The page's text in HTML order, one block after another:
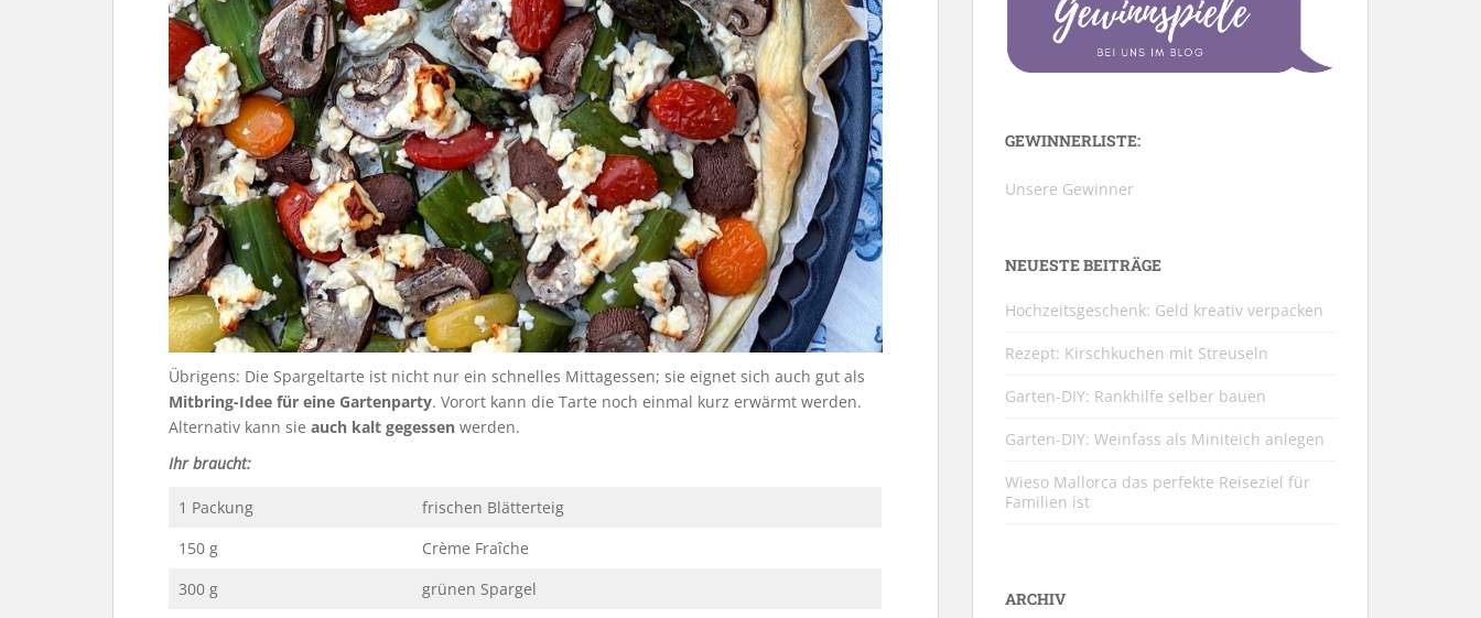
Übrigens: Die Spargeltarte ist nicht nur ein schnelles Mittagessen; sie eignet sich auch gut als
Mitbring-Idee für eine Gartenparty. Vorort kann die Tarte noch einmal kurz erwärmt werden.
Alternativ kann sie auch kalt gegessen werden.
Ihr braucht:
1 Packung
frischen Blätterteig
150 g
Crème Fraîche
300 g
grünen Spargel
GEWINNERLISTE:
Unsere Gewinner
NEUESTE BEITRÄGE
Hochzeitsgeschenk: Geld kreativ verpacken
Rezept: Kirschkuchen mit Streuseln
Garten-DIY: Rankhilfe selber bauen
Garten-DIY: Weinfass als Miniteich anlegen
Wieso Mallorca das perfekte Reiseziel für
Familien ist
ARCHIV